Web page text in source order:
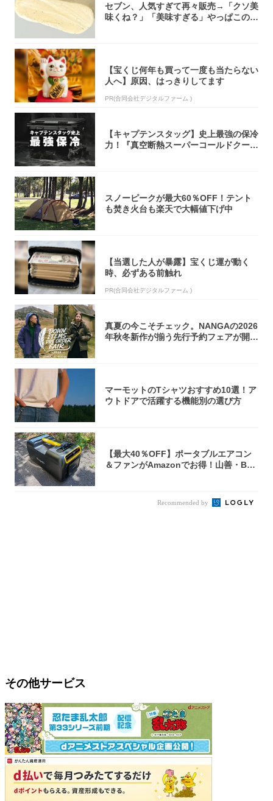
セブン、人気すぎて再々販売→「クソ美
味くね？」「美味すぎる」やっぱこのク
【宝くじ何年も買って一度も当たらない
人へ】原因、はっきりしてます
PR(合同会社デジタルファーム )
【キャプテンスタッグ】史上最強の保冷
力！『真空断熱スーパーコールドクーラ
スノーピークが最大60％OFF！テント
も焚き火台も楽天で大幅値下げ中
【当選した人が暴露】宝くじ運が動く
時、必ずある前触れ
PR(合同会社デジタルファーム )
真夏の今こそチェック。NANGAの2026
年秋冬新作が揃う先行予約フェアが開催
マーモットのTシャツおすすめ10選！ア
ウトドアで活躍する機能別の選び方
【最大40％OFF】ポータブルエアコン
＆ファンがAmazonでお得！山善・Bo
Recommended by
その他サービス